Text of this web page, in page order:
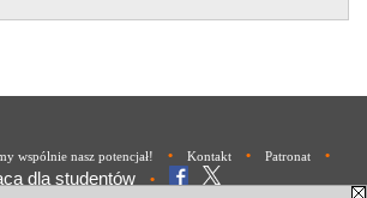
wspólnie nasz potencjał! • Kontakt • Patronat •
dla studentów •